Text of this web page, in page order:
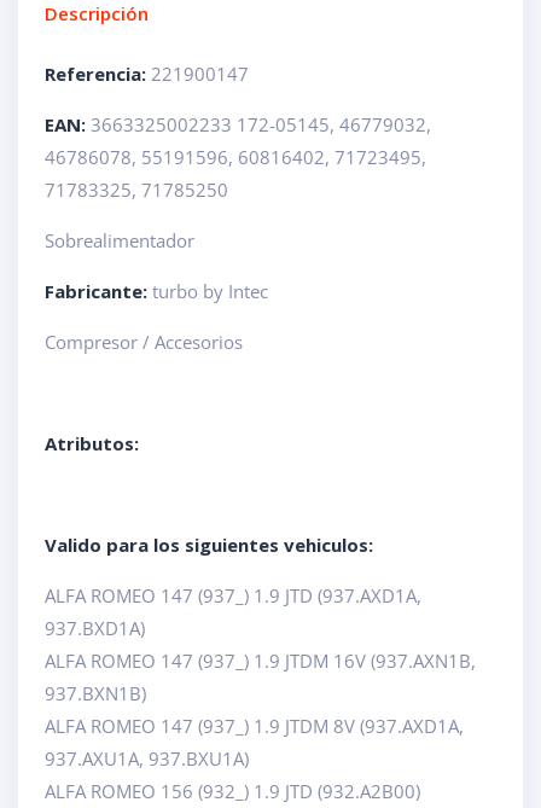
Descripción
Referencia: 221900147
EAN: 3663325002233 172-05145, 46779032,
46786078, 55191596, 60816402, 71723495,
71783325, 71785250
Sobrealimentador
Fabricante: turbo by Intec
Compresor / Accesorios
Atributos:
Valido para los siguientes vehiculos:
ALFA ROMEO 147 (937_) 1.9 JTD (937.AXD1A,
937.BXD1A)
ALFA ROMEO 147 (937_) 1.9 JTDM 16V (937.AXN1B,
937.BXN1B)
ALFA ROMEO 147 (937_) 1.9 JTDM 8V (937.AXD1A,
937.AXU1A, 937.BXU1A)
ALFA ROMEO 156 (932_) 1.9 JTD (932.A2B00)